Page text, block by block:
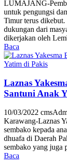
LUMAJANG-
untuk pengungsi
Timur terus dikebut.
dukungan dari
dikerjakan oleh
Baca
Laznas
Santuni Anak
10/03/2022
Karawang-Laznas
sembako kepada
dhuafa di Daerah
sembako yang juga
Baca